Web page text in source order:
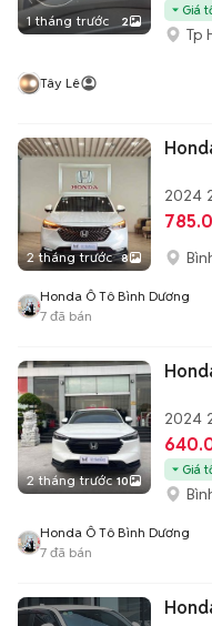
1 tháng trước 2
Giá
Tp
Tây Lê
2 tháng trước 8
2024
Honda Ô Tô Bình Dương
7 đã bán
2 tháng trước 10
2024
Giá
Honda Ô Tô Bình Dương
7 đã bán